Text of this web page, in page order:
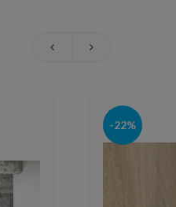
-22%